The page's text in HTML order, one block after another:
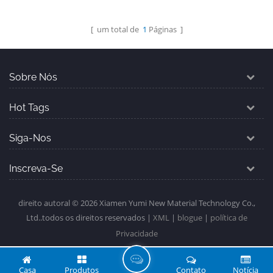
combustíveis. moq: 500m² /
Informação
[ um total de 1 Páginas ]
Sobre Nós
Hot Tags
Siga-Nos
Inscreva-Se
direito autoral © 2026 Xiamen Yumi New Material Technology Co.,
Ltd..todos os direitos reservados | XML| blogue| política de
Privacidade
Casa Produtos Notícia
Contato